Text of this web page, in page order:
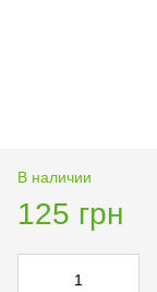
В наличии
125 грн